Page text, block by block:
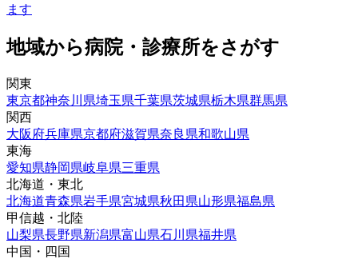
ます
地域から病院・診療所をさがす
関東
東京都神奈川県埼玉県千葉県茨城県栃木県群馬県
関西
大阪府兵庫県京都府滋賀県奈良県和歌山県
東海
愛知県静岡県岐阜県三重県
北海道・東北
北海道青森県岩手県宮城県秋田県山形県福島県
甲信越・北陸
山梨県長野県新潟県富山県石川県福井県
中国・四国